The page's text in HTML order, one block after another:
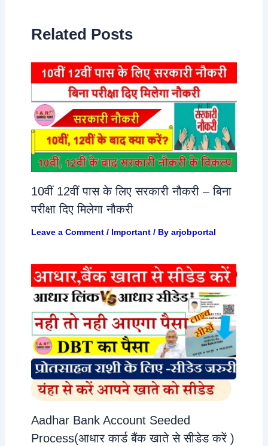
Related Posts
10वीं 12वीं पास के लिए सरकारी नौकरी – बिना
परीक्षा दिए मिलेगा नौकरी
Leave a Comment / Important/ By arjobportal
Aadhar Bank Account Seeded
Process(आधार कार्ड बैंक खाते से सीडेड करें )